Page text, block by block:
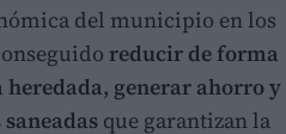
del municipio en los
reducir de forma
generar ahorro y
que garantizan la